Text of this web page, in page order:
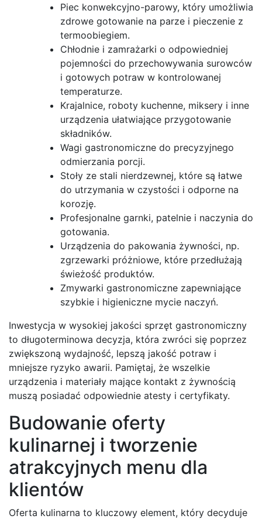
Piec konwekcyjno-parowy, który umożliwia
zdrowe gotowanie na parze i pieczenie z
termoobiegiem.
Chłodnie i zamrażarki o odpowiedniej
pojemności do przechowywania surowców
i gotowych potraw w kontrolowanej
temperaturze.
Krajalnice, roboty kuchenne, miksery i inne
urządzenia ułatwiające przygotowanie
składników.
Wagi gastronomiczne do precyzyjnego
odmierzania porcji.
Stoły ze stali nierdzewnej, które są łatwe
do utrzymania w czystości i odporne na
korozję.
Profesjonalne garnki, patelnie i naczynia do
gotowania.
Urządzenia do pakowania żywności, np.
zgrzewarki próżniowe, które przedłużają
świeżość produktów.
Zmywarki gastronomiczne zapewniające
szybkie i higieniczne mycie naczyń.
Inwestycja w wysokiej jakości sprzęt gastronomiczny
to długoterminowa decyzja, która zwróci się poprzez
zwiększoną wydajność, lepszą jakość potraw i
mniejsze ryzyko awarii. Pamiętaj, że wszelkie
urządzenia i materiały mające kontakt z żywnością
muszą posiadać odpowiednie atesty i certyfikaty.
Budowanie oferty
kulinarnej i tworzenie
atrakcyjnych menu dla
klientów
Oferta kulinarna to kluczowy element, który decyduje